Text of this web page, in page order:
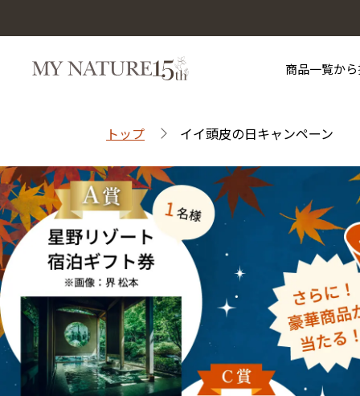
商品一覧か
マイナチュレシリーズ
マイナチュレ薬用育毛剤
目的から探す
マイナチュレを知る
お買い物ガイド
サポート
トップ イイ頭皮の日キャンペーン